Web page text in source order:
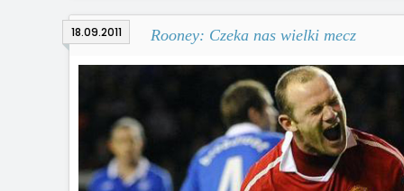
18.09.2011 Rooney: Czeka nas wielki mecz